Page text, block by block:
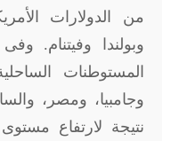
من الدولارات
وبولندا وفيتنام.
المستوطنات
وجامبيا، ومصر،
نتيجة لارتفاع